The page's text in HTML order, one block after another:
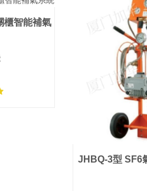
櫃智能補氣
JHBQ-3型 SF6